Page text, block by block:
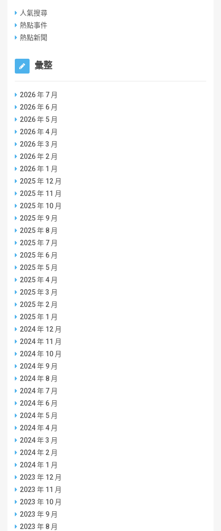
人氣搜尋
熱點事件
熱點新聞
彙整
2026 年 7 月
2026 年 6 月
2026 年 5 月
2026 年 4 月
2026 年 3 月
2026 年 2 月
2026 年 1 月
2025 年 12 月
2025 年 11 月
2025 年 10 月
2025 年 9 月
2025 年 8 月
2025 年 7 月
2025 年 6 月
2025 年 5 月
2025 年 4 月
2025 年 3 月
2025 年 2 月
2025 年 1 月
2024 年 12 月
2024 年 11 月
2024 年 10 月
2024 年 9 月
2024 年 8 月
2024 年 7 月
2024 年 6 月
2024 年 5 月
2024 年 4 月
2024 年 3 月
2024 年 2 月
2024 年 1 月
2023 年 12 月
2023 年 11 月
2023 年 10 月
2023 年 9 月
2023 年 8 月